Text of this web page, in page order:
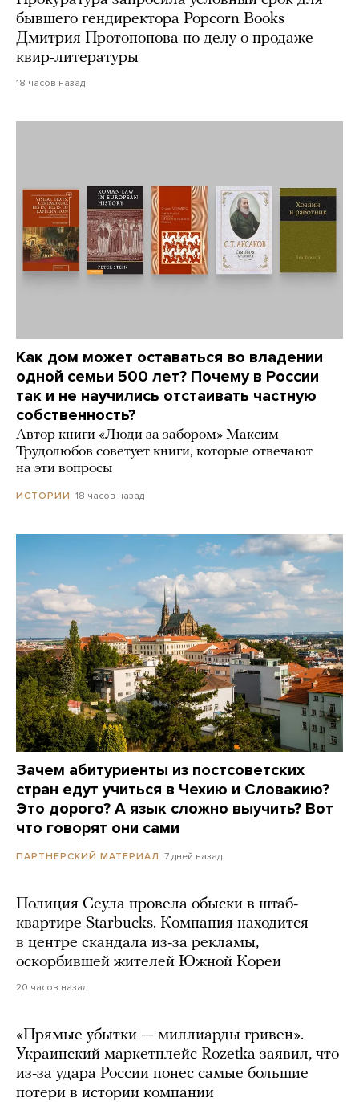
бывшего гендиректора Popcorn Books
Дмитрия Протопопова по делу о продаже
квир-литературы
18 часов назад
Как дом может оставаться во владении
одной семьи 500 лет? Почему в России
так и не научились отстаивать частную
собственность?
Автор книги «Люди за забором» Максим
Трудолюбов советует книги, которые отвечают
на эти вопросы
ИСТОРИИ 18 часов назад
Зачем абитуриенты из постсоветских
стран едут учиться в Чехию и Словакию?
Это дорого? А язык сложно выучить? Вот
что говорят они сами
ПАРТНЕРСКИЙ МАТЕРИАЛ 7 дней назад
Полиция Сеула провела обыски в штаб-
квартире Starbucks. Компания находится
в центре скандала из-за рекламы,
оскорбившей жителей Южной Кореи
20 часов назад
«Прямые убытки — миллиарды гривен».
Украинский маркетплейс Rozetka заявил, что
из-за удара России понес самые большие
потери в истории компании